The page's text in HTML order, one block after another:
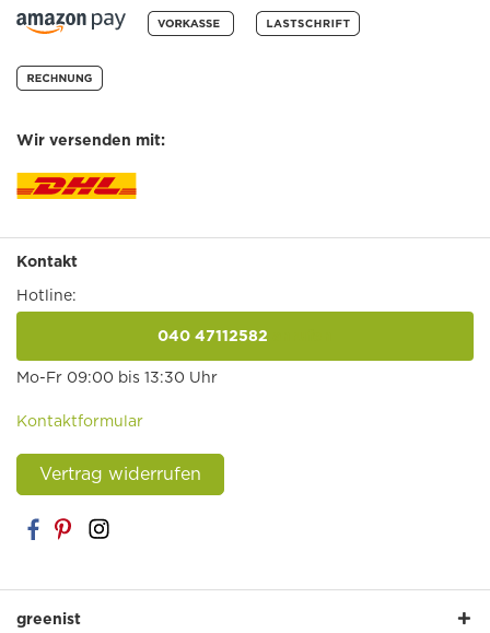
Wir versenden mit:
Kontakt
Hotline:
040 47112582
Mo-Fr 09:00 bis 13:30 Uhr
Kontaktformular
Vertrag widerrufen
greenist